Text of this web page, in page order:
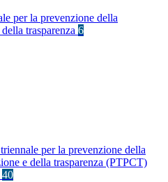
per la prevenzione della
trasparenza 6
per la prevenzione della
e della trasparenza (PTPCT)
40